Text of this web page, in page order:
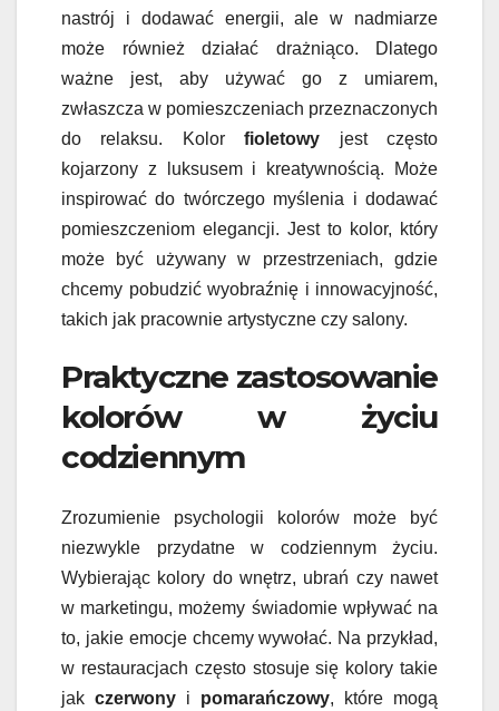
nastrój i dodawać energii, ale w nadmiarze
może również działać drażniąco. Dlatego
ważne jest, aby używać go z umiarem,
zwłaszcza w pomieszczeniach przeznaczonych
do relaksu. Kolorfioletowy jest często
kojarzony z luksusem i kreatywnością. Może
inspirować do twórczego myślenia i dodawać
pomieszczeniom elegancji. Jest to kolor, który
może być używany w przestrzeniach, gdzie
chcemy pobudzić wyobraźnię i innowacyjność,
takich jak pracownie artystyczne czy salony.
Praktyczne zastosowanie
kolorów w życiu
codziennym
Zrozumienie psychologii kolorów może być
niezwykle przydatne w codziennym życiu.
Wybierając kolory do wnętrz, ubrań czy nawet
w marketingu, możemy świadomie wpływać na
to, jakie emocje chcemy wywołać. Na przykład,
w restauracjach często stosuje się kolory takie
jak czerwony i pomarańczowy, które mogą